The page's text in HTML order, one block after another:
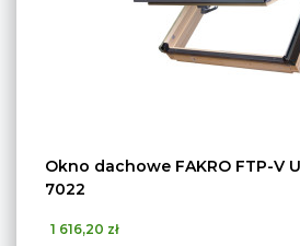
Okno dachowe FAKRO FTP-V
7022
1 616,20 zł